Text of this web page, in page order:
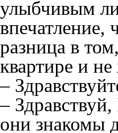
улыбчивым
впечатление,
разница в
квартире и
–
–
они знакомы